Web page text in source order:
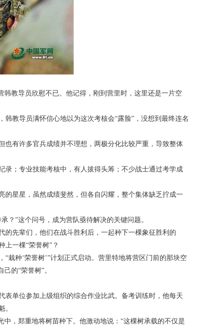
教导员欣慰不已。他记得，刚到营里时，这里还是一片空
教导员满怀信心地以为这次考核会“露脸”，没想到最终连名
有许多官兵成绩并不理想，两极分化比较严重，导致整体
；专业技能考核中，有人拔得头筹；不少战士通过考学成
星星，虽然成绩斐然，但各自闪耀，整个集体缺乏拧成一
？”这个问号，成为营队亟待解决的关键问题。
先辈们，他们在战斗胜利后，一起种下一棵象征胜利的
一棵“荣誉树”？
栽种‘荣誉树’”计划正式启动。营里特地将营区门前的那块空
的“荣誉树”。
单位参加上级组织的综合作业比武。备考训练时，他每天
。
，郑重地将树苗种下。他激动地说：“这棵树承载的不仅是